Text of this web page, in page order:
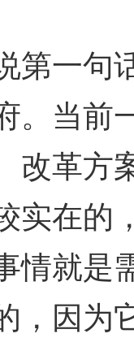
一句
。当前
改革方
实在的
情就是
，因为